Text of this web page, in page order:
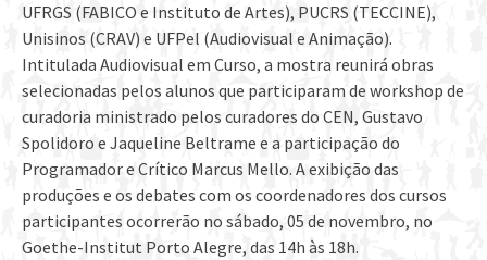
UFRGS (FABICO e Instituto de Artes), PUCRS (TECCINE),
Unisinos (CRAV) e UFPel (Audiovisual e Animação).
Intitulada Audiovisual em Curso, a mostra reunirá obras
selecionadas pelos alunos que participaram de workshop de
curadoria ministrado pelos curadores do CEN, Gustavo
Spolidoro e Jaqueline Beltrame e a participação do
Programador e Crítico Marcus Mello. A exibição das
produções e os debates com os coordenadores dos cursos
participantes ocorrerão no sábado, 05 de novembro, no
Goethe-Institut Porto Alegre, das 14h às 18h.